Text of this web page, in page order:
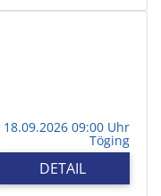
18.09.2026 09:00 Uhr
Töging
DETAIL